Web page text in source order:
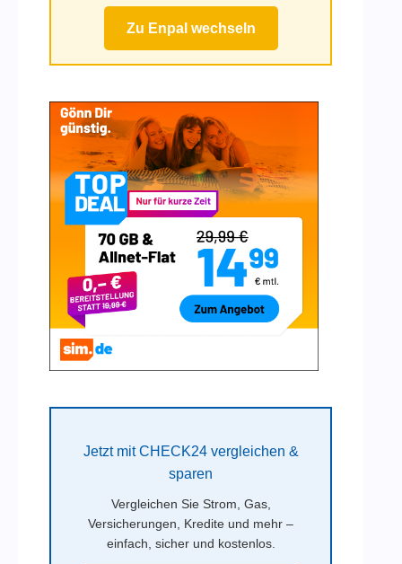
Zu Enpal wechseln
Jetzt mit CHECK24 vergleichen &
sparen
Vergleichen Sie Strom, Gas,
Versicherungen, Kredite und mehr –
einfach, sicher und kostenlos.